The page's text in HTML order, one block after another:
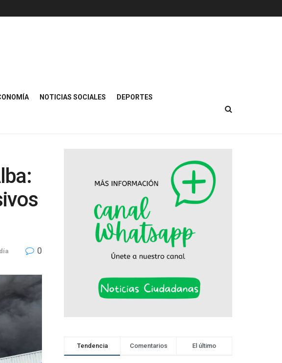
NOTICIAS SOCIALES DEPORTES
0
Tendencia Comentarios El último